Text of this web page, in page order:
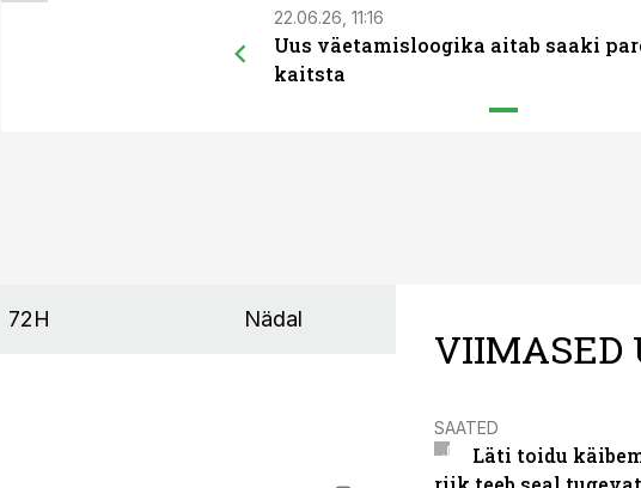
22.06.26, 11:16
Uus väetamisloogika aitab saaki
kaitsta
72H Nädal
VIIMASED
SAATED
Läti toidu